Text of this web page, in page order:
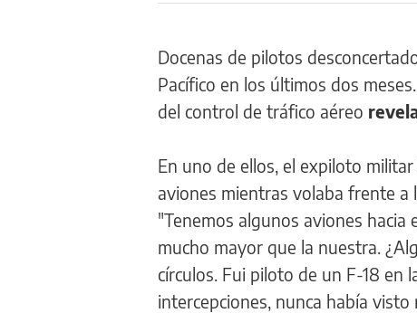
Docenas de pilotos
Pacífico en los últimos dos
del control de tráfico aéreo
En uno de ellos, el expiloto
aviones mientras volaba frente a
"Tenemos algunos aviones
mucho mayor que la nuestra.
círculos. Fui piloto de un F-18 en
intercepciones, nunca había